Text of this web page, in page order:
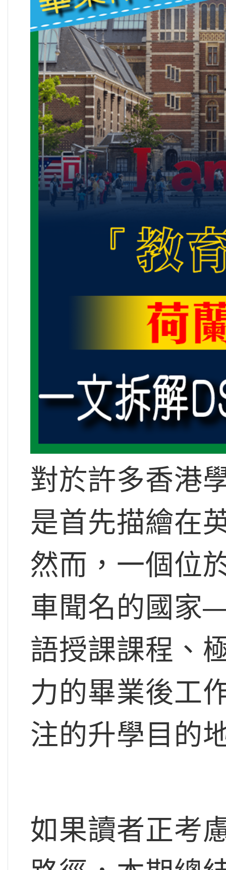
對於許多香港
是首先描繪在
然而，一個位
車聞名的國家
語授課課程、
力的畢業後工
注的升學目的
如果讀者正考